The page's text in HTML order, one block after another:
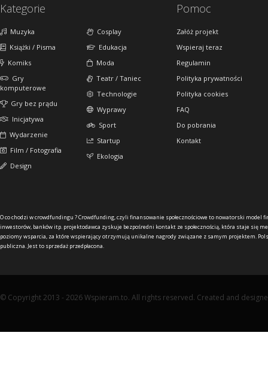
Kategorie
Muzyka
Książki / Pisma
Komiks
Gry
komputerowe
Gry bez prądu
Inicjatywa
Wydarzenie
Film / Fotografia
Design
Cosplay
Edukacja
Moda
Teatr / Taniec
Technologie
Wyprawy
Sport
Startup
Ekologia
Pomoc
Załóż projekt
Wspieraj teraz
Regulamin
Polityka prywatności
Polityka cookies
FAQ
Do pobrania
Kontakt
O co chodzi w crowdfundingu ?Crowdfunding, czyli finansowanie społecznościowe to nowatorski model
inwestorów, banków itp. projektodawca zyskuje bezpośredni kontakt ze społecznością, która staje się
poziomy wsparcia, za które wspierający otrzymują unikalne nagrody związane z samym projektem.
publiczna. Jest to sprzedaż przedpłacona.
© Copyright 2013 - 2026 Wspieram.to. All rights reserved. Created and